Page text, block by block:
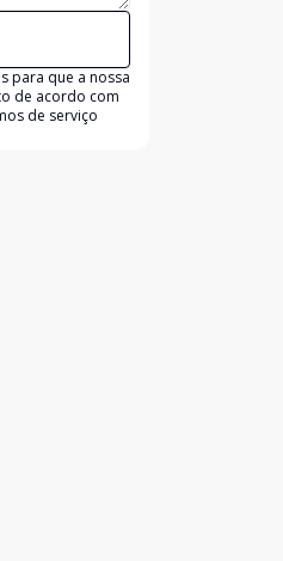
para que a nossa
de acordo com
de serviço